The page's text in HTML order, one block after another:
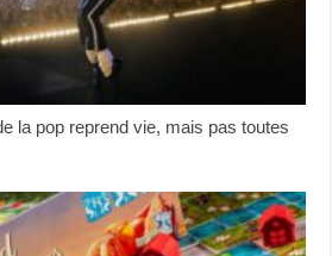
la pop reprend vie, mais pas toutes